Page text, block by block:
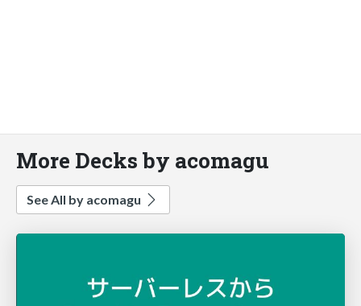
More Decks by acomagu
See All by acomagu